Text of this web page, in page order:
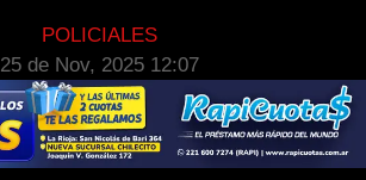
POLICIALES
25 de Nov, 2025 12:07